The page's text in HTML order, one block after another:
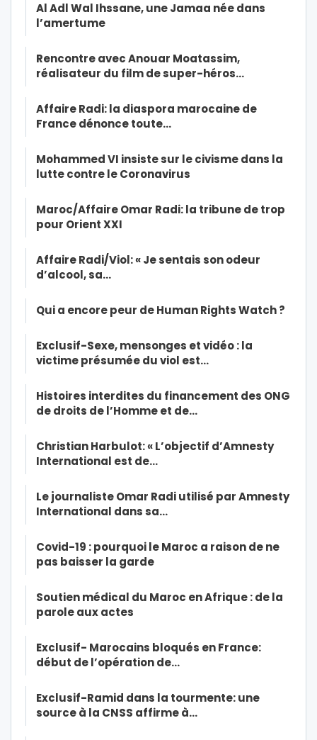
Al Adl Wal Ihssane, une Jamaa née dans
l’amertume
Rencontre avec Anouar Moatassim,
réalisateur du film de super-héros…
Affaire Radi: la diaspora marocaine de
France dénonce toute…
Mohammed VI insiste sur le civisme dans la
lutte contre le Coronavirus
Maroc/Affaire Omar Radi: la tribune de trop
pour Orient XXI
Affaire Radi/Viol: « Je sentais son odeur
d’alcool, sa…
Qui a encore peur de Human Rights Watch ?
Exclusif-Sexe, mensonges et vidéo : la
victime présumée du viol est…
Histoires interdites du financement des ONG
de droits de l’Homme et de…
Christian Harbulot: « L’objectif d’Amnesty
International est de…
Le journaliste Omar Radi utilisé par Amnesty
International dans sa…
Covid-19 : pourquoi le Maroc a raison de ne
pas baisser la garde
Soutien médical du Maroc en Afrique : de la
parole aux actes
Exclusif- Marocains bloqués en France:
début de l’opération de…
Exclusif-Ramid dans la tourmente: une
source à la CNSS affirme à…